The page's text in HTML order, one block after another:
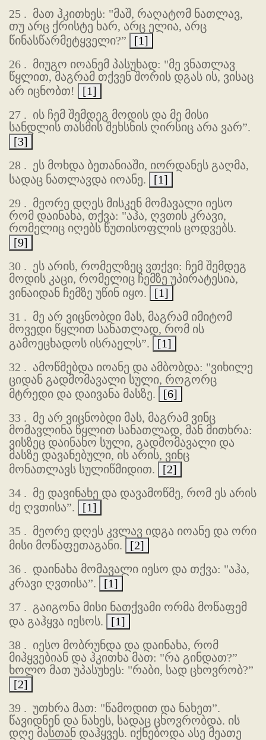
25 . მათ ჰკითხეს: "მაშ, რაღატომ ნათლავ,
თუ არც ქრისტე ხარ, არც ელია, არც
წინასწარმეტყველი?”
[1]
26 . მიუგო იოანემ პასუხად: "მე ვნათლავ
წყლით, მაგრამ თქვენ შორის დგას ის, ვისაც
არ იცნობთ!
[1]
27 . ის ჩემ შემდეგ მოდის და მე მისი
სანდლის თასმის შეხსნის ღირსიც არა ვარ”.
[3]
28 . ეს მოხდა ბეთანიაში, იორდანეს გაღმა,
სადაც ნათლავდა იოანე.
[1]
29 . მეორე დღეს მისკენ მომავალი იესო
რომ დაინახა, თქვა: "აჰა, ღვთის კრავი,
რომელიც იღებს წუთისოფლის ცოდვებს.
[9]
30 . ეს არის, რომელზეც ვთქვი: ჩემ შემდეგ
მოდის კაცი, რომელიც ჩემზე უპირატესია,
ვინაიდან ჩემზე უწინ იყო.
[1]
31 . მე არ ვიცნობდი მას, მაგრამ იმიტომ
მოვედი წყლით სანათლად, რომ ის
გამოეცხადოს ისრაელს”.
[1]
32 . ამოწმებდა იოანე და ამბობდა: "ვიხილე
ციდან გადმომავალი სული, როგორც
მტრედი და დაივანა მასზე.
[6]
33 . მე არ ვიცნობდი მას, მაგრამ ვინც
მომავლინა წყლით სანათლად, მან მითხრა:
ვისზეც დაინახო სული, გადმომავალი და
მასზე დავანებული, ის არის, ვინც
მონათლავს სულიწმიდით.
[2]
34 . მე დავინახე და დავამოწმე, რომ ეს არის
ძე ღვთისა”.
[1]
35 . მეორე დღეს კვლავ იდგა იოანე და ორი
მისი მოწაფეთაგანი.
[2]
36 . დაინახა მომავალი იესო და თქვა: "აჰა,
კრავი ღვთისა”.
[1]
37 . გაიგონა მისი ნათქვამი ორმა მოწაფემ
და გაჰყვა იესოს.
[1]
38 . იესო მობრუნდა და დაინახა, რომ
მიჰყვებიან და ჰკითხა მათ: "რა გინდათ?”
ხოლო მათ უპასუხეს: "რაბი, სად ცხოვრობ?”
[2]
39 . უთხრა მათ: "წამოდით და ნახეთ”.
წავიდნენ და ნახეს, სადაც ცხოვრობდა. ის
დღე მასთან დაჰყვეს. იქნებოდა ასე მეათე